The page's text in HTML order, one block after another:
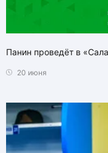
Панин проведёт в
20 июня